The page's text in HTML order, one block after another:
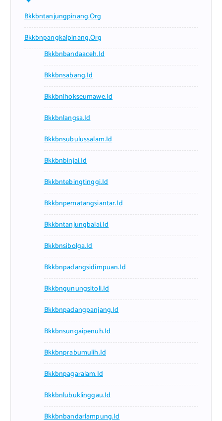
Bkkbntanjungpinang.org
Bkkbnpangkalpinang.org
Bkkbnbandaaceh.id
Bkkbnsabang.id
Bkkbnlhokseumawe.id
Bkkbnlangsa.id
Bkkbnsubulussalam.id
Bkkbnbinjai.id
Bkkbntebingtinggi.id
Bkkbnpematangsiantar.id
Bkkbntanjungbalai.id
Bkkbnsibolga.id
Bkkbnpadangsidimpuan.id
Bkkbngunungsitoli.id
Bkkbnpadangpanjang.id
Bkkbnsungaipenuh.id
Bkkbnprabumulih.id
Bkkbnpagaralam.id
Bkkbnlubuklinggau.id
Bkkbnbandarlampung.id